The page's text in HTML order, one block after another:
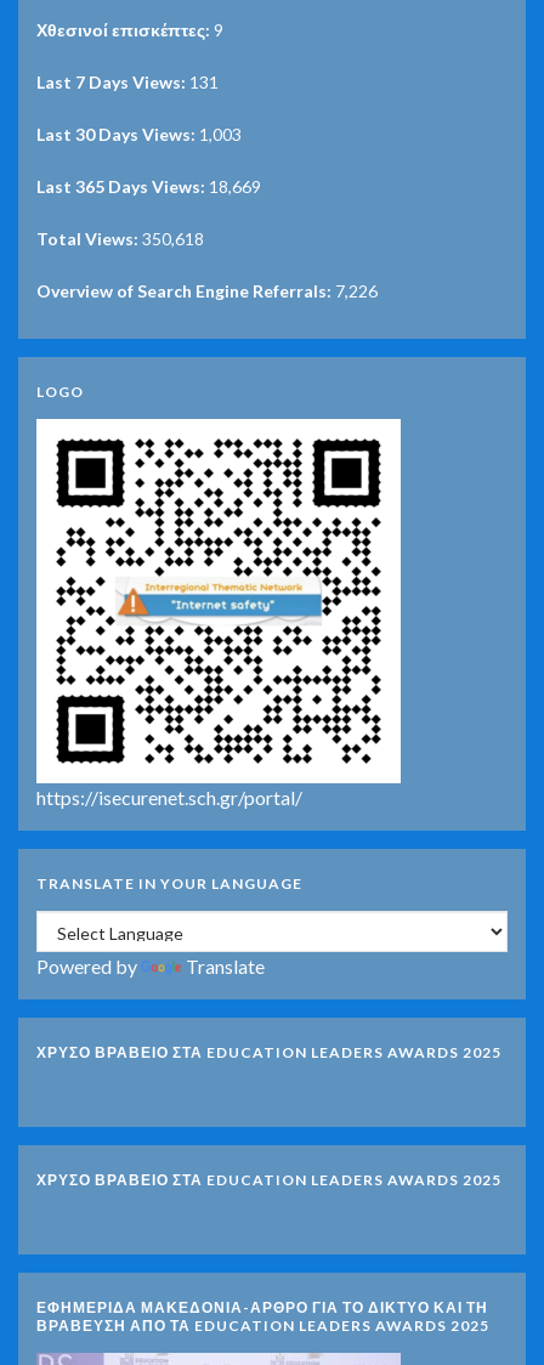
Χθεσινοί επισκέπτες: 9
Last 7 Days Views: 131
Last 30 Days Views: 1,003
Last 365 Days Views: 18,669
Total Views: 350,618
Overview of Search Engine Referrals: 7,226
LOGO
https://isecurenet.sch.gr/portal/
TRANSLATE IN YOUR LANGUAGE
Powered by Translate
ΧΡΥΣΟ ΒΡΑΒΕΙΟ ΣΤΑ EDUCATION LEADERS AWARDS 2025
ΧΡΥΣΟ ΒΡΑΒΕΙΟ ΣΤΑ EDUCATION LEADERS AWARDS 2025
ΕΦΗΜΕΡΙΔΑ ΜΑΚΕΔΟΝΙΑ-ΑΡΘΡΟ ΓΙΑ ΤΟ ΔΙΚΤΥΟ ΚΑΙ ΤΗ
ΒΡΑΒΕΥΣΗ ΑΠΟ ΤΑ EDUCATION LEADERS AWARDS 2025